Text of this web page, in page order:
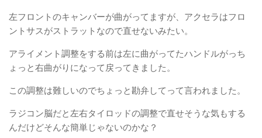
左フロントのキャンバーが曲がってますが、アクセラはフロ
ントサスがストラットなので直せないみたい。
アライメント調整をする前は左に曲がってたハンドルがっち
ょっと右曲がりになって戻ってきました。
この調整は難しいのでちょっと勘弁してって言われました。
ラジコン脳だと左右タイロッドの調整で直せそうな気もする
んだけどそんな簡単じゃないのかな？